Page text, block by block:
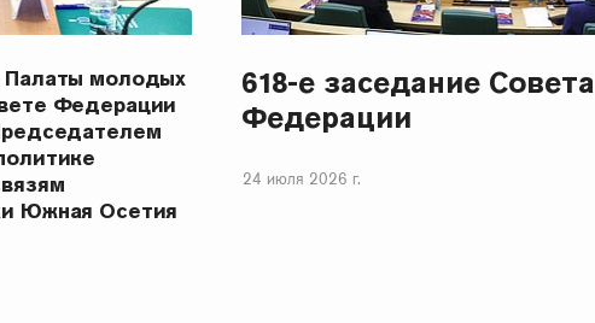
Палаты молодых
Федерации
Южная Осетия
618-е заседание Совета
Федерации
24 июля 2026 г.